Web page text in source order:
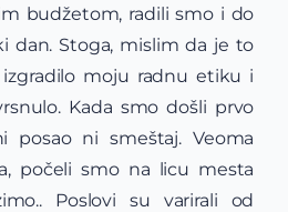
budžetom, radili smo i do
dan. Stoga, mislim da je to
moju radnu etiku i
Kada smo došli prvo
posao ni smeštaj. Veoma
počeli smo na licu mesta
Poslovi su varirali od